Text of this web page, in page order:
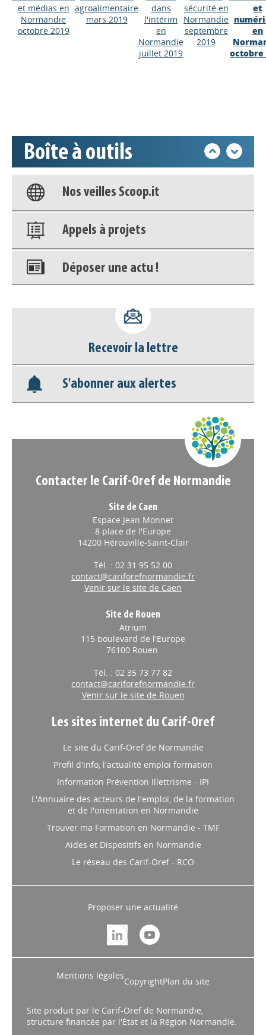
et médias en
Normandie
octobre 2019
agroalimentaire
mars 2019
dans
l'intérim
en
Normandie
juillet 2019
sécurité en
Normandie
septembre
2019
et
en
octobre
Boîte à outils
Appels à projets
Base documentaire
Nos veilles Scoop.it
Appels à projets
Déposer une actu !
déconnecter)
Base documentaire
Nos veilles Scoop.it
Recevoir la lettre
S'abonner aux alertes
Contacter le Carif-Oref de Normandie
Site de Caen
Espace Jean Monnet
8 place de l'Europe
14200 Hérouville-Saint-Clair
Tél. : 02 31 95 52 00
contact@cariforefnormandie.fr
Venir sur le site de Caen
Site de Rouen
Atrium
115 boulevard de l'Europe
76100 Rouen
Tél. : 02 35 73 77 82
contact@cariforefnormandie.fr
Venir sur le site de Rouen
Les sites internet du Carif-Oref
Le site du Carif-Oref de Normandie
Profil d'info, l'actualité emploi formation
Information Prévention Illettrisme - IPI
L'Annuaire des acteurs de l'emploi, de la formation
et de l'orientation en Normandie
Trouver ma Formation en Normandie - TMF
Aides et Dispositifs en Normandie
Le réseau des Carif-Oref - RCO
Proposer une actualité
Mentions légales
CopyrightPlan du site
Site produit par le Carif-Oref de Normandie,
structure financée par l'État et la Région Normandie.